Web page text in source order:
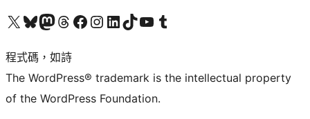
查看我們的 X (之前的 Twitter) 帳號造訪我們的 Bluesky 帳號造訪我們的 Mastodon 帳號造訪我們的 Threads 帳號 造訪我們的 Facebook 粉絲專頁Visit our Instagram account
Visit our LinkedIn account
造訪我們的 TikTok 帳號Visit our YouTube channel
造訪我們的 Tumblr 帳號
程式碼，如詩
The WordPress® trademark is the intellectual property
of the WordPress Foundation.